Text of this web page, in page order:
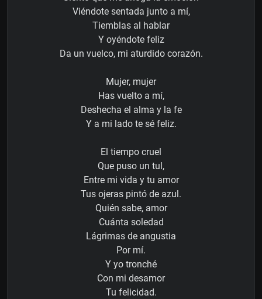
Viéndote sentada junto a mí,
Tiemblas al hablar
Y oyéndote feliz
Da un vuelco, mi aturdido corazón.
Mujer, mujer
Has vuelto a mí,
Deshecha el alma y la fe
Y a mi lado te sé feliz.
El tiempo cruel
Que puso un tul,
Entre mi vida y tu amor
Tus ojeras pintó de azul.
Quién sabe, amor
Cuánta soledad
Lágrimas de angustia
Por mí.
Y yo tronché
Con mi desamor
Tu felicidad.